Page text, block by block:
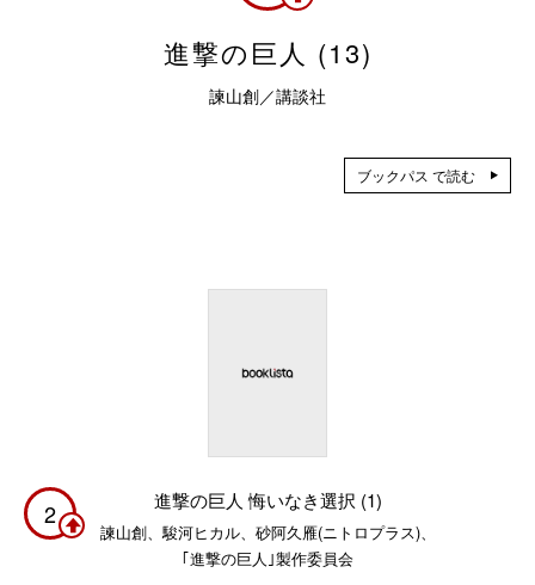
進撃の巨人 (13)
諫山創／講談社
ブックパス で読む
2 進撃の巨人 悔いなき選択 (1)
諫山創、駿河ヒカル、砂阿久雁(ニトロプラス)、
｢進撃の巨人｣製作委員会